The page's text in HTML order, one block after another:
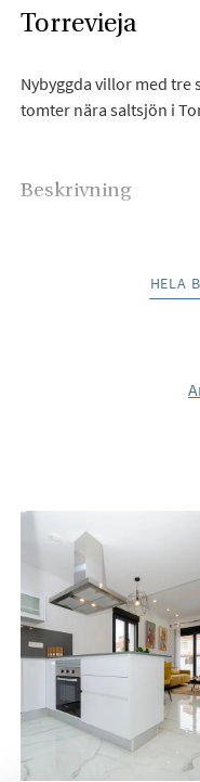
Torrevieja
Nybyggda villor med
tomter nära saltsjön i
Beskrivning
fördelade på två
vardagsrum, ett rymligt
sovrummet har direkt
På översta våningen
har gott om plats för
relaxavdelning.
på första våningen.
Villorna levereras med
vitvarupaket,
motoriserade
HELA